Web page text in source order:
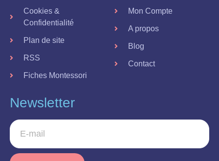
Cookies &
Confidentialité
Plan de site
RSS
Fiches Montessori
Mon Compte
A propos
Blog
Contact
Newsletter